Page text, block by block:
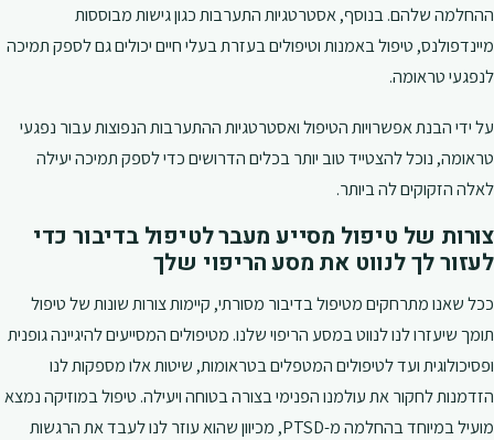
ההחלמה שלהם. בנוסף, אסטרטגיות התערבות כגון גישות מבוססות
מיינדפולנס, טיפול באמנות וטיפולים בעזרת בעלי חיים יכולים גם לספק תמיכה
לנפגעי טראומה.
על ידי הבנת אפשרויות הטיפול ואסטרטגיות ההתערבות הנפוצות עבור נפגעי
טראומה, נוכל להצטייד טוב יותר בכלים הדרושים כדי לספק תמיכה יעילה
לאלה הזקוקים לה ביותר.
צורות של טיפול מסייע מעבר לטיפול בדיבור כדי
לעזור לך לנווט את מסע הריפוי שלך
ככל שאנו מתרחקים מטיפול בדיבור מסורתי, קיימות צורות שונות של טיפול
תומך שיעזרו לנו לנווט במסע הריפוי שלנו. מטיפולים המסייעים להיגיינה גופנית
ופסיכולוגית ועד לטיפולים המטפלים בטראומות, שיטות אלו מספקות לנו
הזדמנות לחקור את עולמנו הפנימי בצורה בטוחה ויעילה. טיפול במוזיקה נמצא
מועיל במיוחד בהחלמה מ-PTSD, מכיוון שהוא עוזר לנו לעבד את הרגשות